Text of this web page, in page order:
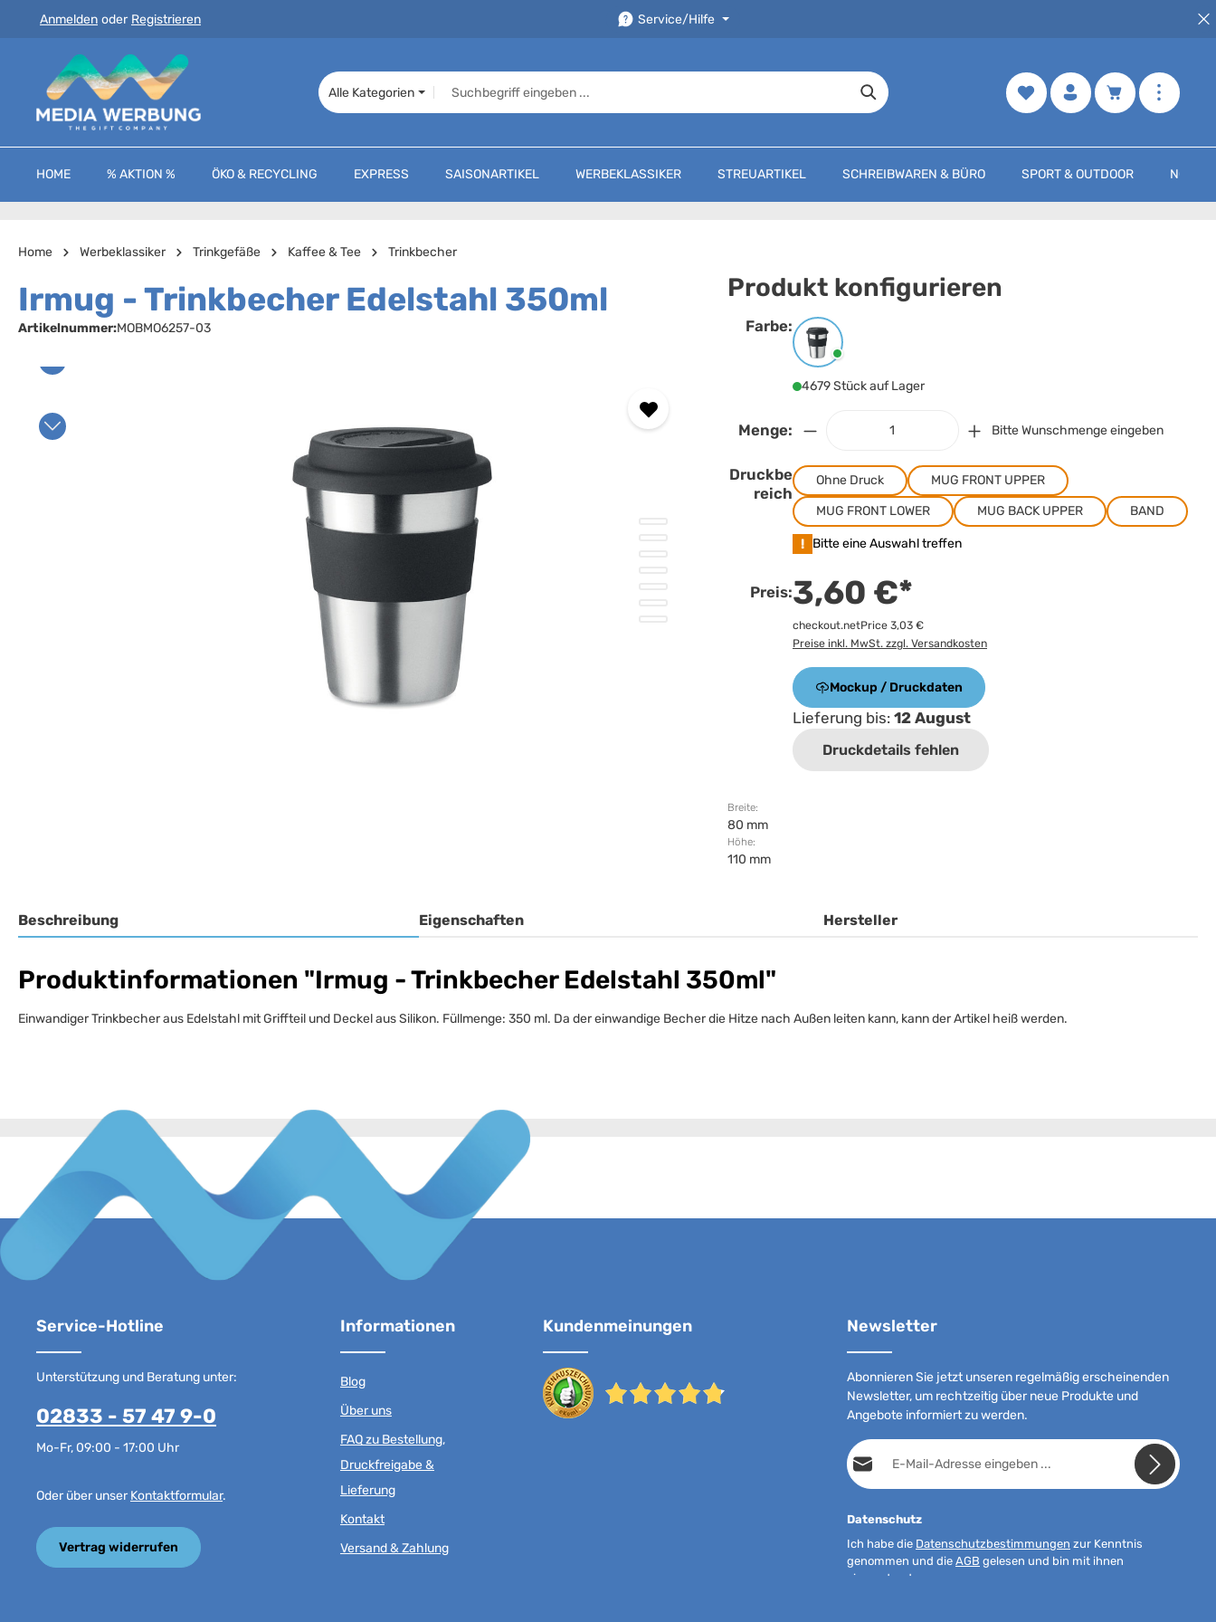
Hauptinhalt springen
Zur Suche springen
Zur Hauptnavigation springen
Anmelden oder Registrieren Service/Hilfe
Alle Kategorien
Merkzettel Warenkorb
HOME % AKTION % ÖKO & RECYCLING EXPRESS SAISONARTIKEL WERBEKLASSIKER STREUARTIKEL SCHREIBWAREN & BÜRO SPORT & OUTDOOR NOCH
Home Werbeklassiker Trinkgefäße Kaffee & Tee Trinkbecher
Irmug - Trinkbecher Edelstahl 350ml
Artikelnummer:MOBMO6257-03
Bildergalerie überspringen
Produkt konfigurieren
Farbe:Farbe
Schwarz
4679 Stück auf Lager
Menge: Bitte Wunschmenge eingeben
Druckbe
reich
Ohne Druck
MUG FRONT UPPER
MUG FRONT LOWER
MUG BACK UPPER BAND
! Bitte eine Auswahl treffen
Preis:3,60 €*
checkout.netPrice 3,03 €
Preise inkl. MwSt. zzgl. Versandkosten
Mockup / Druckdaten
Lieferung bis: 12 August
Druckdetails fehlen
Breite:
80 mm
Höhe:
110 mm
Beschreibung Eigenschaften Hersteller
Produktinformationen "Irmug - Trinkbecher Edelstahl 350ml"
Einwandiger Trinkbecher aus Edelstahl mit Griffteil und Deckel aus Silikon. Füllmenge: 350 ml. Da der einwandige Becher die Hitze nach Außen leiten kann, kann der Artikel heiß werden.
Service-Hotline
Unterstützung und Beratung unter:
02833 - 57 47 9-0
Mo-Fr, 09:00 - 17:00 Uhr
Oder über unserKontaktformular.
Vertrag widerrufen
Informationen
Blog
Über uns
FAQ zu Bestellung,
Druckfreigabe &
Lieferung
Kontakt
Versand & Zahlung
Kundenmeinungen Newsletter
Abonnieren Sie jetzt unseren regelmäßig erscheinenden
Newsletter, um rechtzeitig über neue Produkte und
Angebote informiert zu werden.
E-Mail-Adresse*
Datenschutz
Ich habe die Datenschutzbestimmungen zur Kenntnis
genommen und die AGB gelesen und bin mit ihnen
einverstanden.